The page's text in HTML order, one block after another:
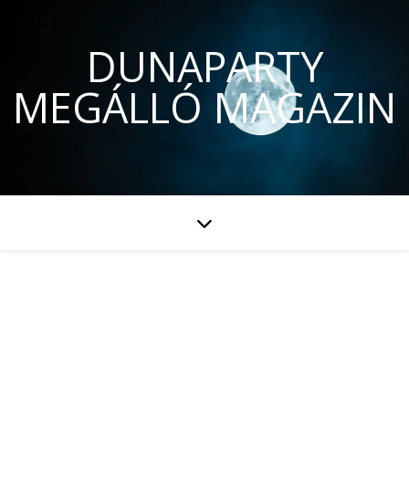
DUNAPARTY
MEGÁLLÓ MAGAZIN